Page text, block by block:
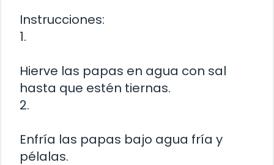
Instrucciones:
1.
Hierve las papas en agua con sal
hasta que estén tiernas.
2.
Enfría las papas bajo agua fría y
pélalas.